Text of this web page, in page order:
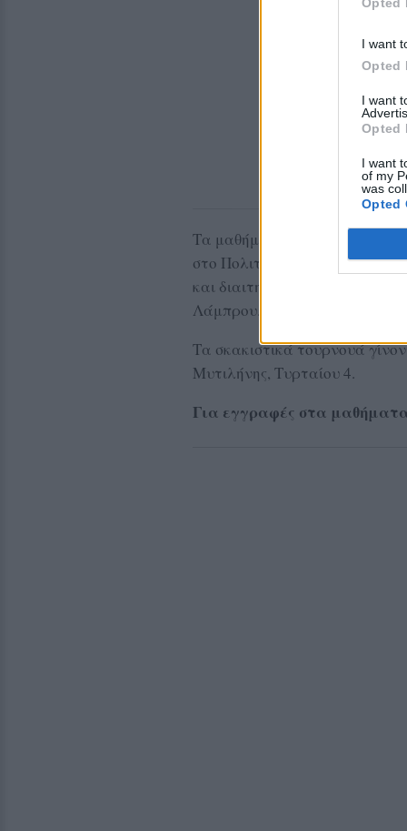
I want
Opted
I want
Opted
I want
of my
was
Opted
Τα μαθήματα στο Πλωμάρι
στο Πολιτιστικό Κέντρο
και διαιτητής της Ελληνικής
Λάμπρου.
Τα σκακιστικά τουρνουά
Μυτιλήνης, Τυρταίου 4.
Για εγγραφές στα